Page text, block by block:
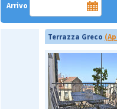
Arrivo
Terrazza Greco